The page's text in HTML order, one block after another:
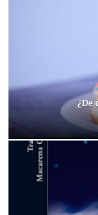
¿De